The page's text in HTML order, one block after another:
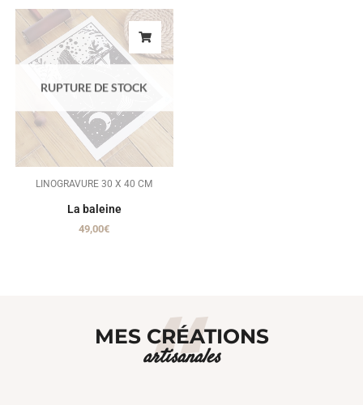
RUPTURE DE STOCK
LINOGRAVURE 30 X 40 CM
La baleine
49,00€
MES CRÉATIONS
artisanales